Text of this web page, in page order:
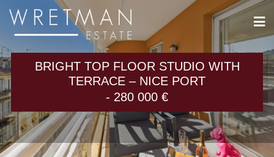
BRIGHT TOP FLOOR STUDIO WITH
TERRACE – NICE PORT
- 280 000 €
CCookie-styringspanel